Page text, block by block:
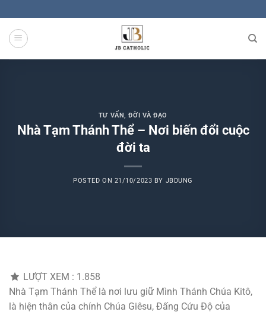
to
content
TƯ VẤN,ĐỜI VÀ ĐẠO
Nhà Tạm Thánh Thể – Nơi biến đổi cuộc
đời ta
POSTED ON 21/10/2023 BY JBDUNG
LƯỢT XEM : 1.858
Nhà Tạm Thánh Thể là nơi lưu giữ Mình Thánh Chúa Kitô,
là hiện thân của chính Chúa Giêsu, Đấng Cứu Độ của